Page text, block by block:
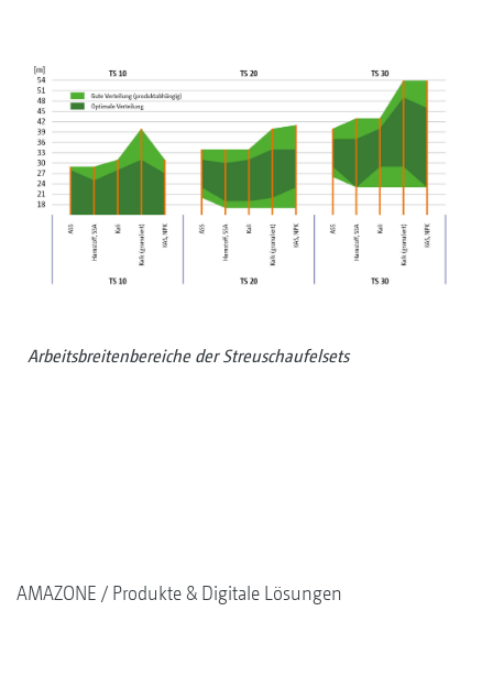
Arbeitsbreitenbereiche der Streuschaufelsets
AMAZONE Produkte & Digitale Lösungen